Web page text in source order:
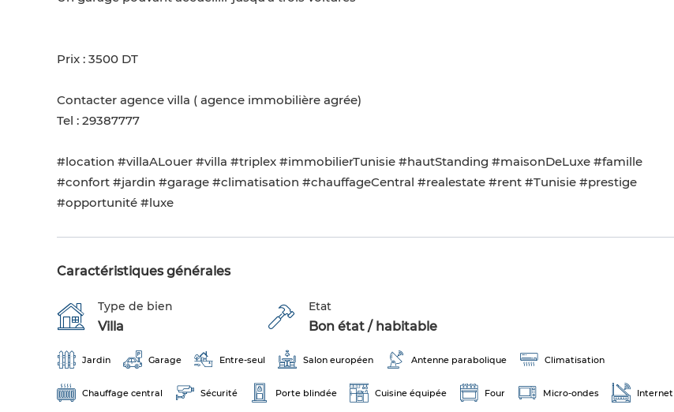
Prix : 3500 DT
Contacter agence villa ( agence immobilière agrée)
Tel : 29387777
#location #villaALouer #villa #triplex #immobilierTunisie #hautStanding #maisonDeLuxe #famille
#confort #jardin #garage #climatisation #chauffageCentral #realestate #rent #Tunisie #prestige
#opportunité #luxe
Caractéristiques générales
Type de bien
Villa
Etat
Bon état / habitable
Jardin Garage Entre-seul Salon européen Antenne parabolique Climatisation
Chauffage central Sécurité Porte blindée Cuisine équipée Four Micro-ondes Internet